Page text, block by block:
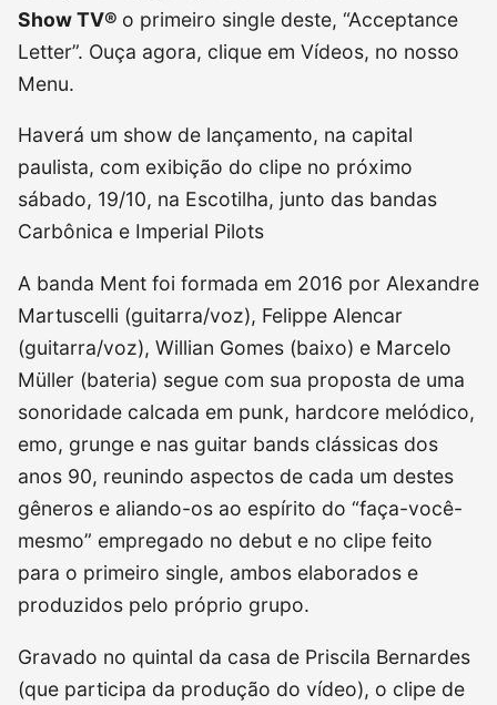
Show TV® o primeiro single deste, “Acceptance
Letter”. Ouça agora, clique em Vídeos, no nosso
Menu.
Haverá um show de lançamento, na capital
paulista, com exibição do clipe no próximo
sábado, 19/10, na Escotilha, junto das bandas
Carbônica e Imperial Pilots
A banda Ment foi formada em 2016 por Alexandre
Martuscelli (guitarra/voz), Felippe Alencar
(guitarra/voz), Willian Gomes (baixo) e Marcelo
Müller (bateria) segue com sua proposta de uma
sonoridade calcada em punk, hardcore melódico,
emo, grunge e nas guitar bands clássicas dos
anos 90, reunindo aspectos de cada um destes
gêneros e aliando-os ao espírito do “faça-você-
mesmo” empregado no debut e no clipe feito
para o primeiro single, ambos elaborados e
produzidos pelo próprio grupo.
Gravado no quintal da casa de Priscila Bernardes
(que participa da produção do vídeo), o clipe de